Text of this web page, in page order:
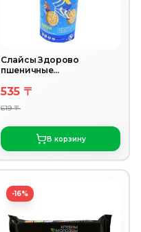
Слайсы Здорово
пшеничные
535 〒
619 〒
В корзину
-16%